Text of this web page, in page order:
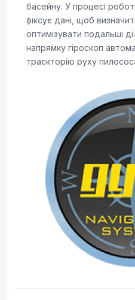
басейну. У процесі
фіксує дані, щоб
оптимізувати подальші
напрямку гіроскоп
траєкторію руху